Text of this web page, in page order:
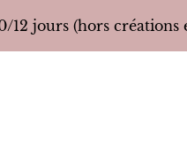
jours (hors créations